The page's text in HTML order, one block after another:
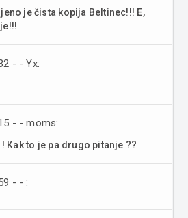
je čista kopija Beltinec!!! E,
- - Yx:
- - moms:
Kak to je pa drugo pitanje ??
- - :